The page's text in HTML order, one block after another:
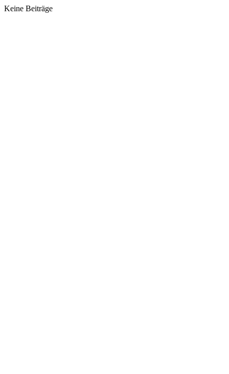
Keine Beiträge